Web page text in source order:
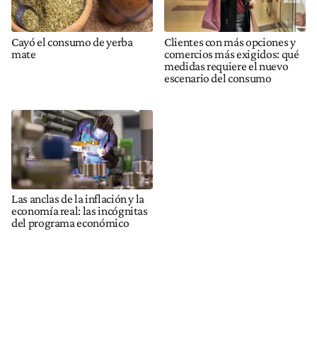
Cayó el consumo de yerba
mate
Clientes con más opciones y
comercios más exigidos: qué
medidas requiere el nuevo
escenario del consumo
Las anclas de la inflación y la
economía real: las incógnitas
del programa económico